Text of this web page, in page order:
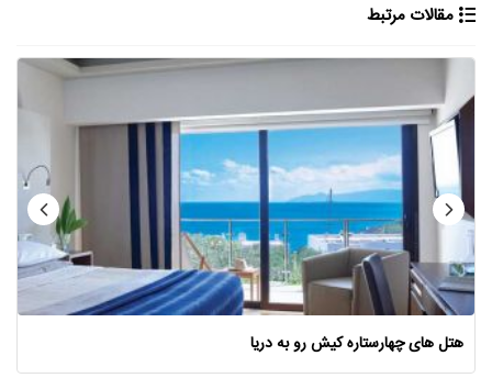
مقالات مرتبط
هتل های چهارستاره کیش رو به دریا